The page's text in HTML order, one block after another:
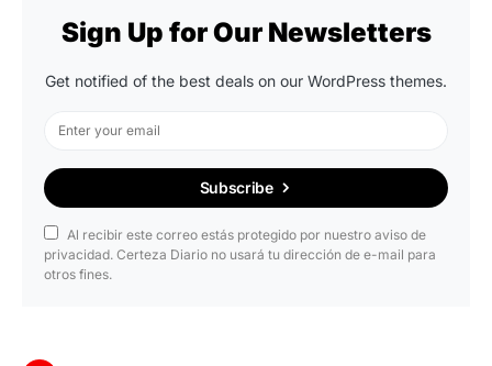
Sign Up for Our Newsletters
Get notified of the best deals on our WordPress themes.
Subscribe
Al recibir este correo estás protegido por nuestro aviso de
privacidad. Certeza Diario no usará tu dirección de e-mail para
otros fines.